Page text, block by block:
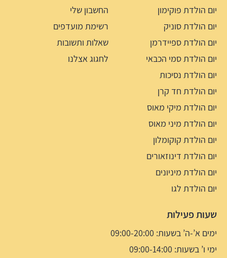
יום הולדת פוקימון
יום הולדת סוניק
יום הולדת ספיידרמן
יום הולדת סמי הכבאי
יום הולדת נסיכות
יום הולדת חד קרן
יום הולדת מיקי מאוס
יום הולדת מיני מאוס
יום הולדת קוקומלון
יום הולדת דינוזאורים
יום הולדת מיניונים
יום הולדת לגו
החשבון שלי
רשימת מועדפים
שאלות ותשובות
לחגוג אצלנו
שעות פעילות
ימים א’-ה’ בשעות: 09:00-20:00
ימי ו’ בשעות: 09:00-14:00